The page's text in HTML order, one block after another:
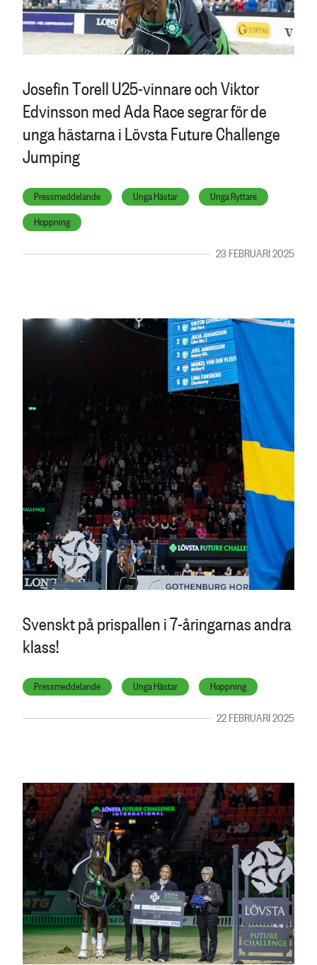
Josefin Torell U25-vinnare och Viktor
Edvinsson med Ada Race segrar för de
unga hästarna i Lövsta Future Challenge
Jumping
Pressmeddelande Unga Hästar
Unga Ryttare
Hoppning
23 FEBRUARI 2025
Svenskt på prispallen i 7-åringarnas andra
klass!
Pressmeddelande Unga Hästar Hoppning
22 FEBRUARI 2025